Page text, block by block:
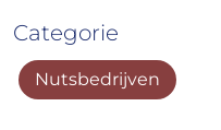
Categorie
Nutsbedrijven